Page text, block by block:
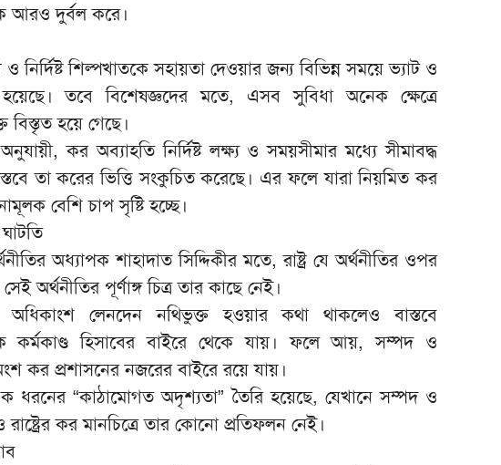
আরও দুর্বল করে।
নির্দিষ্ট শিল্পখাতকে সহায়তা দেওয়ার জন্য বিভিন্ন সময়ে ভ্যাট ও
তবে বিশেষজ্ঞদের মতে, এসব সুবিধা অনেক ক্ষেত্রে
বিস্তৃত হয়ে গেছে।
কর অব্যাহতি নির্দিষ্ট লক্ষ্য ও সময়সীমার মধ্যে সীমাবদ্ধ
তা করের ভিত্তি সংকুচিত করেছে। এর ফলে যারা নিয়মিত কর
বেশি চাপ সৃষ্টি হচ্ছে।
অধ্যাপক শাহাদাত সিদ্দিকীর মতে, রাষ্ট্র যে অর্থনীতির ওপর
পূর্ণাঙ্গ চিত্র তার কাছে নেই।
অধিকাংশ লেনদেন নথিভুক্ত হওয়ার কথা থাকলেও বাস্তবে
কর্মকাণ্ড হিসাবের বাইরে থেকে যায়। ফলে আয়, সম্পদ ও
কর প্রশাসনের নজরের বাইরে রয়ে যায়।
ধরনের “কাঠামোগত অদৃশ্যতা” তৈরি হয়েছে, যেখানে সম্পদ ও
কর মানচিত্রে তার কোনো প্রতিফলন নেই।